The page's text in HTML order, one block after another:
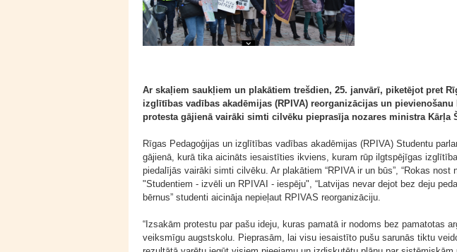
Ar skaļiem saukļiem un plakātiem trešdien, 25. janvārī, piketējot pret
izglītības vadības akadēmijas (RPIVA) reorganizācijas un
protesta gājienā vairāki simti cilvēku pieprasīja nozares ministra Kārļa
Rīgas Pedagoģijas un izglītības vadības akadēmijas (RPIVA) Studentu
gājienā, kurā tika aicināts iesaistīties ikviens, kuram rūp ilgtspējīgas
piedalījās vairāki simti cilvēku. Ar plakātiem “RPIVA ir un būs”, “Rokas nost
"Studentiem - izvēli un RPIVAI - iespēju", “Latvijas nevar dejot bez deju
bērnus” studenti aicināja nepieļaut RPIVAS reorganizāciju.
“Izsakām protestu par pašu ideju, kuras pamatā ir nodoms bez pamatotas
veiksmīgu augstskolu. Pieprasām, lai visu iesaistīto pušu sarunās tiktu